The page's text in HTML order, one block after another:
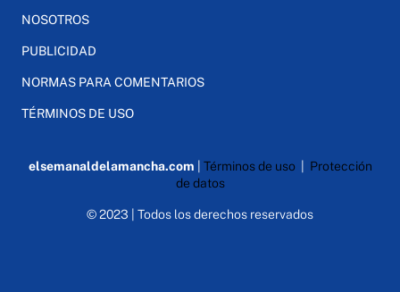
NOSOTROS
PUBLICIDAD
NORMAS PARA COMENTARIOS
TÉRMINOS DE USO
elsemanaldelamancha.com Términos de uso| Protección
de datos
© 2023 | Todos los derechos reservados